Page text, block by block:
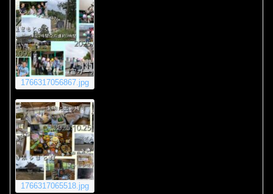
1766317056867.jpg
1766317065518.jpg